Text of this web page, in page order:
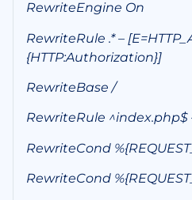
RewriteEngine On
RewriteRule .* –
{HTTP:Authorization}]
RewriteBase /
RewriteRule ^index.php$
RewriteCond
RewriteCond